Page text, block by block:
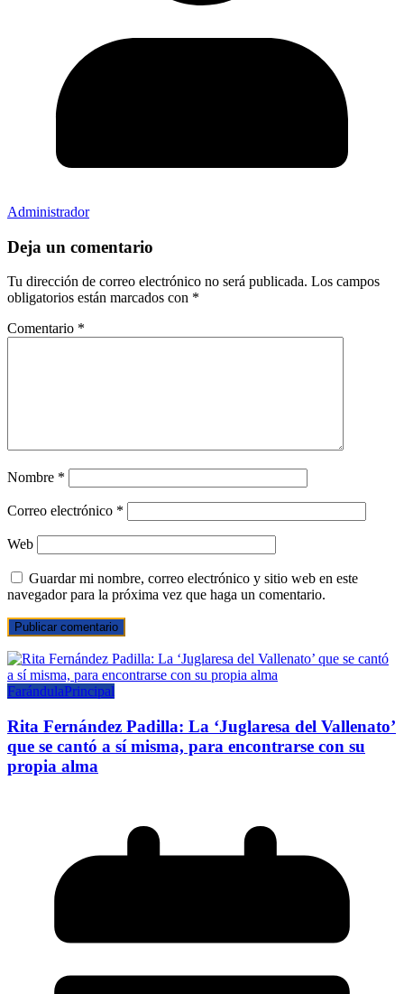
Administrador
Deja un comentario
Tu dirección de correo electrónico no será publicada. Los campos
obligatorios están marcados con *
Comentario *
Nombre *
Correo electrónico *
Web
Guardar mi nombre, correo electrónico y sitio web en este
navegador para la próxima vez que haga un comentario.
FarándulaPrincipal
Rita Fernández Padilla: La ‘Juglaresa del Vallenato’
que se cantó a sí misma, para encontrarse con su
propia alma